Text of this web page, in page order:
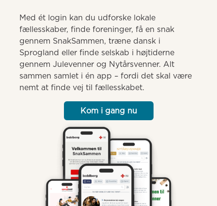
Med ét login kan du udforske lokale
fællesskaber, finde foreninger, få en snak
gennem SnakSammen, træne dansk i
Sprogland eller finde selskab i højtiderne
gennem Julevenner og Nytårsvenner. Alt
sammen samlet i én app – fordi det skal være
nemt at finde vej til fællesskabet.
Kom i gang nu